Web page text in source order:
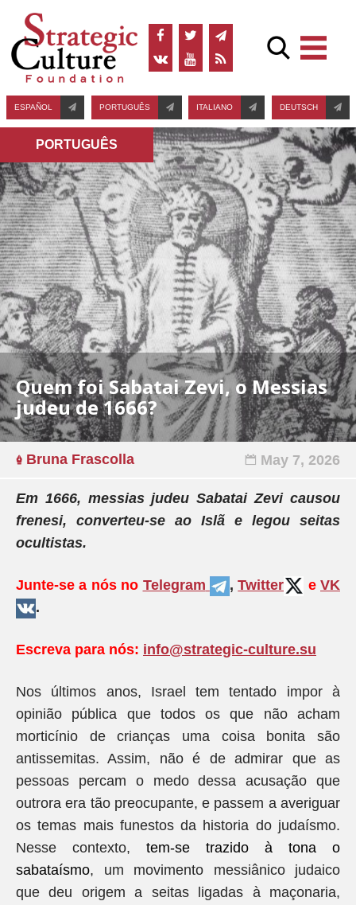
ESPAÑOL PORTUGUÊS ITALIANO DEUTSCH
PORTUGUÊS
Quem foi Sabatai Zevi, o Messias
judeu de 1666?
Bruna Frascolla May 7, 2026
Em 1666, messias judeu Sabatai Zevi causou
frenesi, converteu-se ao Islã e legou seitas
ocultistas.
Junte-se a nós no Telegram ,Twitter e VK
.
Escreva para nós: info@strategic-culture.su
Nos últimos anos, Israel tem tentado impor à
opinião pública que todos os que não acham
morticínio de crianças uma coisa bonita são
antissemitas. Assim, não é de admirar que as
pessoas percam o medo dessa acusação que
outrora era tão preocupante, e passem a averiguar
os temas mais funestos da historia do judaísmo.
Nesse contexto, tem-se trazido à tona o
sabataísmo, um movimento messiânico judaico
que deu origem a seitas ligadas à maçonaria,